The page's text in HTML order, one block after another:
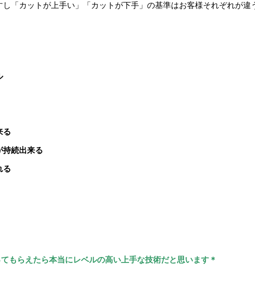
「カットが上手い」「カットが下手」の基準はお客様それぞれが違
る
持続出来る
る
もらえたら本当にレベルの高い上手な技術だと思います＊